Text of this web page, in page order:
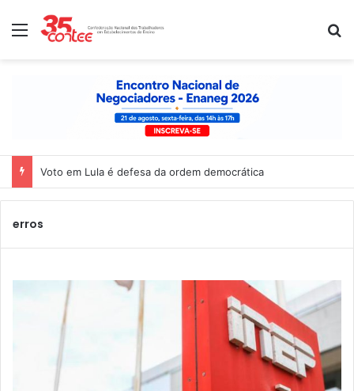
Menu
Voto em Lula é defesa da ordem democrática
erros